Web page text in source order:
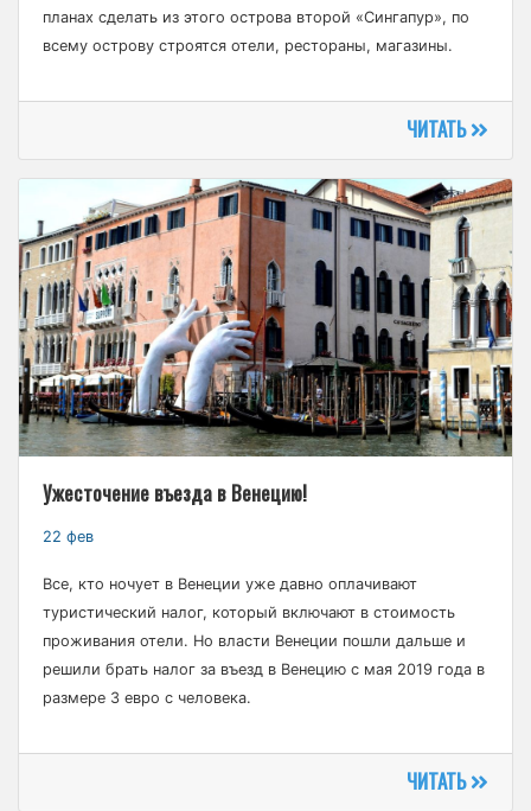
планах сделать из этого острова второй «Сингапур», по
всему острову строятся отели, рестораны, магазины.
ЧИТАТЬ
Ужесточение въезда в Венецию!
22 фев
Все, кто ночует в Венеции уже давно оплачивают
туристический налог, который включают в стоимость
проживания отели. Но власти Венеции пошли дальше и
решили брать налог за въезд в Венецию с мая 2019 года в
размере 3 евро с человека.
ЧИТАТЬ